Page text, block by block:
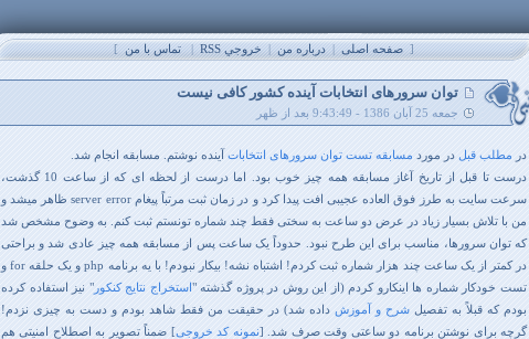
[صفحه اصلی|درباره من|خروجي RSS |تماس با من]
توان سرورهای انتخابات آینده کشور کافی نیست
جمعه 25 آبان 1386 - 9:43:49 بعد از ظهر
در مطلب قبل در مورد مسابقه تست توان سرورهای انتخابات آینده نوشتم. مسابقه انجام شد.
درست تا قبل از تاریخ آغاز مسابقه همه چیز خوب بود. اما درست از لحظه ای که از ساعت 10 گذشت،
سرعت سایت به طرز فوق العاده عجیبی افت پیدا کرد و در زمان ثبت مرتباً پیغام server error ظاهر میشد و
من با تلاش بسیار زیاد در عرض دو ساعت به سختی فقط چند شماره تونستم ثبت کنم. به وضوح مشخص شد
که توان سرورها، مناسب برای این طرح نبود. حدوداً یک ساعت پس از مسابقه همه چیز عادی شد و براحتی
در کمتر از یک ساعت چند هزار شماره ثبت کردم! اشتباه نشه! بیکار نبودم! با یه برنامه php و یک حلقه for و
تست خودکار شماره ها اینکارو کردم (از این روش در پروژه گذشته "استخراج نتایج کنکور" نیز استفاده کرده
بودم که قبلاً به تفصیل شرح و آموزش داده شد) در حقیقت من فقط شاهد بودم و دست به چیزی نزدم!
گرچه برای نوشتن برنامه دو ساعتی وقت صرف شد. [نمونه کد خروجی] ضمناً تصویر به اصطلاح امنیتی هم